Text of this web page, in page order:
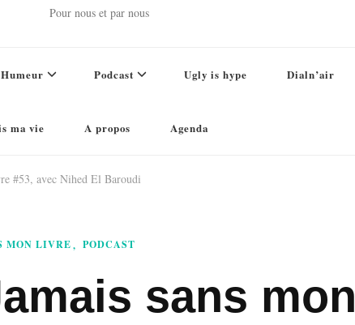
Pour nous et par nous
Humeur Podcast Ugly is hype Dialn’air
ma vie A propos Agenda
#53, avec Nihed El Baroudi
MON LIVRE PODCAST
sans mon